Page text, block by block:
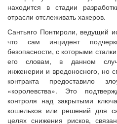
находится в стадии
отрасли отслеживать хакеров.
Сантьяго Понтироли, ведущий
что сам инцидент
безопасности, с которыми
его словам, в данном
инженерии и вредоносного, но
контракта предоставило
«королевства». Это
контроля над закрытыми
кошельков или решений для
целях снижения рисков,